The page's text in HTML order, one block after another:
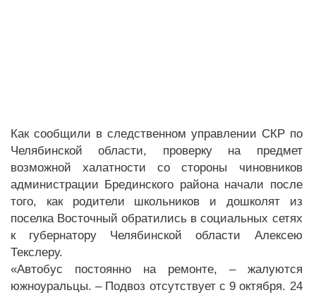
Как сообщили в следственном управлении СКР по
Челябинской области, проверку на предмет
возможной халатности со стороны чиновников
администрации Брединского района начали после
того, как родители школьников и дошколят из
поселка Восточный обратились в социальных сетях
к губернатору Челябинской области Алексею
Текслеру.
«Автобус постоянно на ремонте, – жалуются
южноуральцы. – Подвоз отсутствует с 9 октября. 24